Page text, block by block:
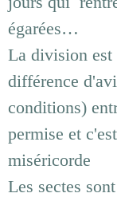
égarées…
La division est
différence
conditions)
permise et
miséricorde
Les sectes